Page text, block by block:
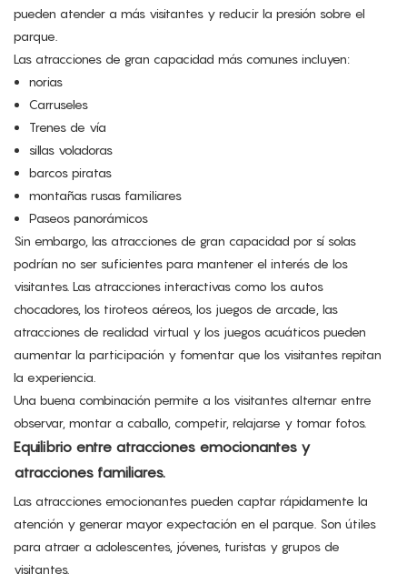
pueden atender a más visitantes y reducir la presión sobre el
parque.
Las atracciones de gran capacidad más comunes incluyen:
norias
Carruseles
Trenes de vía
sillas voladoras
barcos piratas
montañas rusas familiares
Paseos panorámicos
Sin embargo, las atracciones de gran capacidad por sí solas
podrían no ser suficientes para mantener el interés de los
visitantes. Las atracciones interactivas como los autos
chocadores, los tiroteos aéreos, los juegos de arcade, las
atracciones de realidad virtual y los juegos acuáticos pueden
aumentar la participación y fomentar que los visitantes repitan
la experiencia.
Una buena combinación permite a los visitantes alternar entre
observar, montar a caballo, competir, relajarse y tomar fotos.
Equilibrio entre atracciones emocionantes y
atracciones familiares.
Las atracciones emocionantes pueden captar rápidamente la
atención y generar mayor expectación en el parque. Son útiles
para atraer a adolescentes, jóvenes, turistas y grupos de
visitantes.